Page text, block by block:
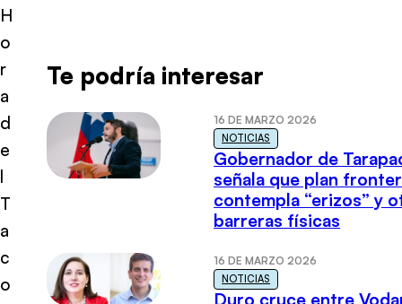
H
o
r
a
d
e
l
T
a
c
o
Te podría interesar
16 DE MARZO 2026
NOTICIAS
Gobernador de
señala que plan
contempla “erizos” y
barreras físicas
16 DE MARZO 2026
NOTICIAS
Duro cruce entre